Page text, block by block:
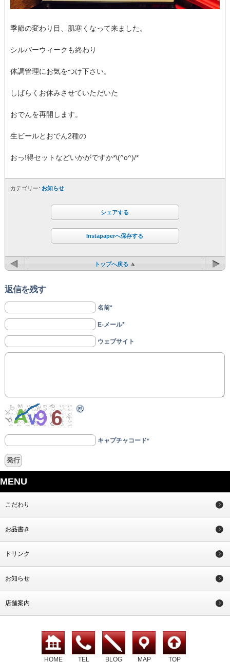
季節の変わり目、肌寒くなって来ました。
シルバーウィークも終わり
体調管理にお気をつけ下さい。
しばらくお休みさせていただいた
おでんを再開します。
生ビールとおでん2種の
おっ!得セットなどいかがですか*\(^o^)/*
カテゴリー: お知らせ
シェアする
Instapaperへ保存する
トップへ戻る
返信を残す
名前*
E-メール*
ウェブサイト
キャプチャコード*
MENU
こだわり
お品書き
ドリンク
お知らせ
店舗案内
HOME TEL BLOG MAP TOP